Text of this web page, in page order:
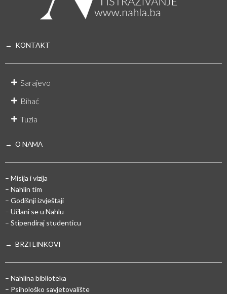
→ KONTAKT
Sarajevo
Bihać
Tuzla
→ O NAMA
– Misija i vizija
– Nahlin tim
– Godišnji izvještaji
– Učlani se u Nahlu
– Stipendiraj studenticu
→ BRZI LINKOVI
– Nahlina biblioteka
– Psihološko savjetovalište